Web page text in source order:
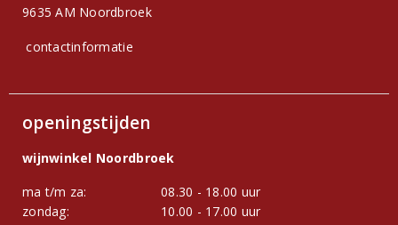
9635 AM Noordbroek
contactinformatie
openingstijden
wijnwinkel Noordbroek
ma t/m za:
08.30 - 18.00 uur
zondag:
10.00 - 17.00 uur